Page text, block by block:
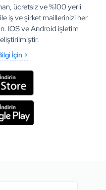
ücretsiz ve %100 yerli
iş ve şirket maillerinizi her
IOS ve Android işletim
İçin >